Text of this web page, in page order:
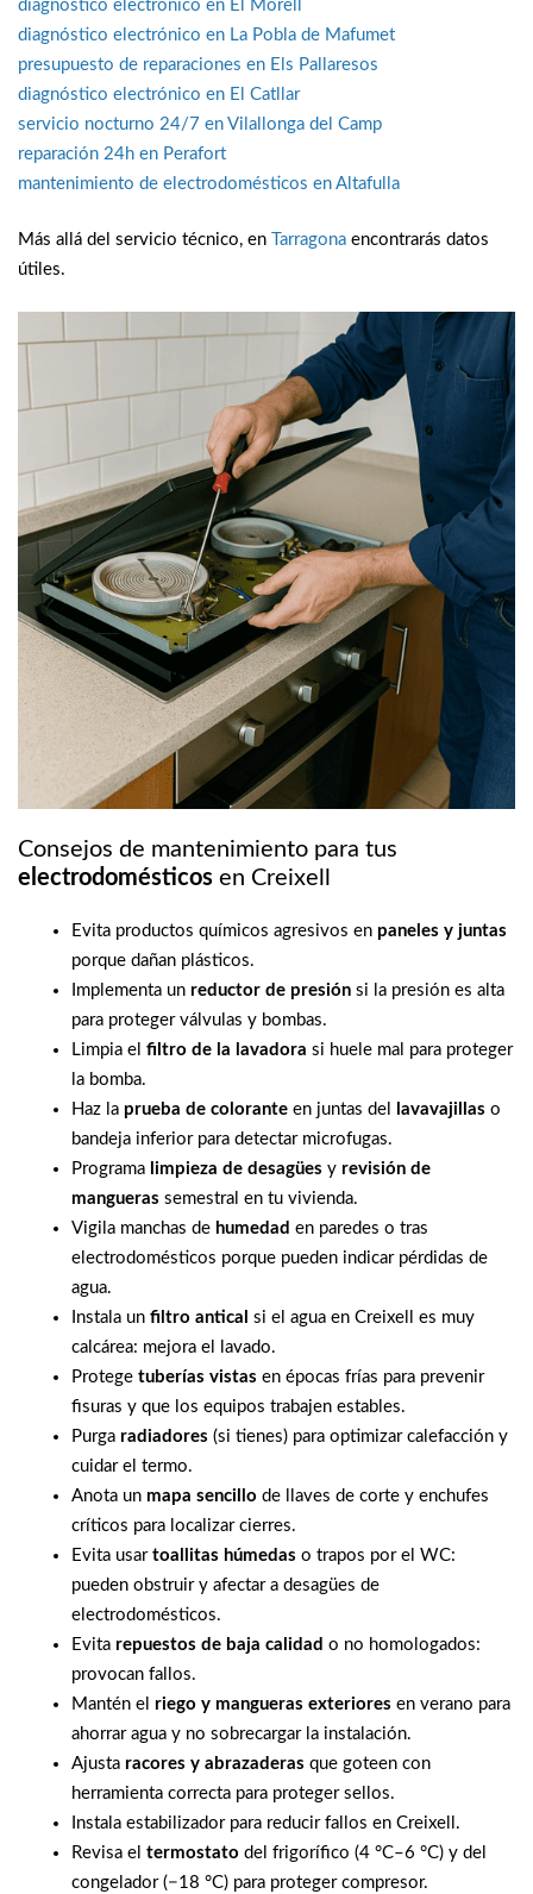
diagnóstico electrónico en El Morell
diagnóstico electrónico en La Pobla de Mafumet
presupuesto de reparaciones en Els Pallaresos
diagnóstico electrónico en El Catllar
servicio nocturno 24/7 en Vilallonga del Camp
reparación 24h en Perafort
mantenimiento de electrodomésticos en Altafulla
Más allá del servicio técnico, en Tarragona encontrarás datos
útiles.
Consejos de mantenimiento para tus
electrodomésticos en Creixell
Evita productos químicos agresivos en paneles y juntas
porque dañan plásticos.
Implementa un reductor de presión si la presión es alta
para proteger válvulas y bombas.
Limpia el filtro de la lavadora si huele mal para proteger
la bomba.
Haz la prueba de colorante en juntas del lavavajillas o
bandeja inferior para detectar microfugas.
Programa limpieza de desagües y revisión de
mangueras semestral en tu vivienda.
Vigila manchas de humedad en paredes o tras
electrodomésticos porque pueden indicar pérdidas de
agua.
Instala un filtro antical si el agua en Creixell es muy
calcárea: mejora el lavado.
Protege tuberías vistas en épocas frías para prevenir
fisuras y que los equipos trabajen estables.
Purga radiadores (si tienes) para optimizar calefacción y
cuidar el termo.
Anota un mapa sencillo de llaves de corte y enchufes
críticos para localizar cierres.
Evita usar toallitas húmedas o trapos por el WC:
pueden obstruir y afectar a desagües de
electrodomésticos.
Evita repuestos de baja calidad o no homologados:
provocan fallos.
Mantén el riego y mangueras exteriores en verano para
ahorrar agua y no sobrecargar la instalación.
Ajusta racores y abrazaderas que goteen con
herramienta correcta para proteger sellos.
Instala estabilizador para reducir fallos en Creixell.
Revisa el termostato del frigorífico (4 °C–6 °C) y del
congelador (−18 °C) para proteger compresor.